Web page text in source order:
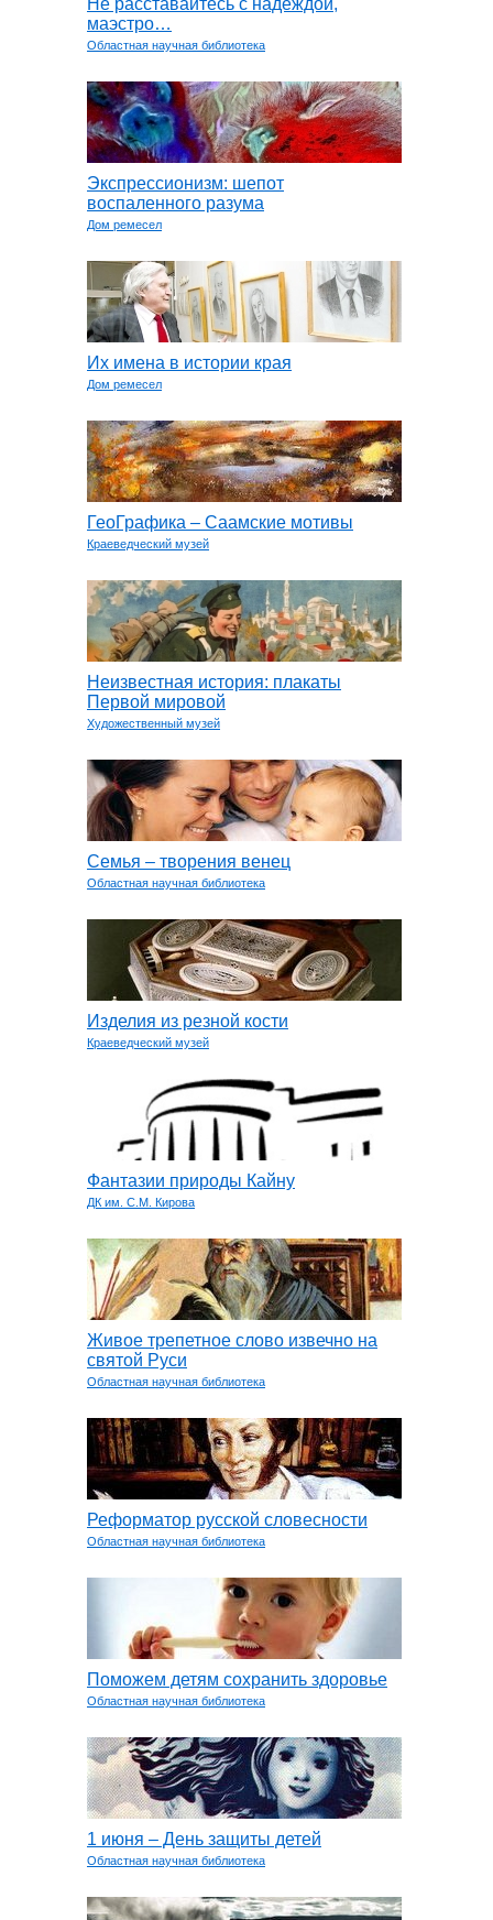
Не расставайтесь с надеждой,
маэстро…
Областная научная библиотека
Экспрессионизм: шепот
воспаленного разума
Дом ремесел
Их имена в истории края
Дом ремесел
ГеоГрафика – Саамские мотивы
Краеведческий музей
Неизвестная история: плакаты
Первой мировой
Художественный музей
Семья – творения венец
Областная научная библиотека
Изделия из резной кости
Краеведческий музей
Фантазии природы Кайну
ДК им. С.М. Кирова
Живое трепетное слово извечно на
святой Руси
Областная научная библиотека
Реформатор русской словесности
Областная научная библиотека
Поможем детям сохранить здоровье
Областная научная библиотека
1 июня – День защиты детей
Областная научная библиотека